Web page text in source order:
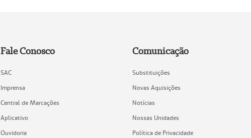
Fale Conosco
SAC
Imprensa
Central de Marcações
Aplicativo
Ouvidoria
Comunicação
Substituições
Novas Aquisições
Notícias
Nossas Unidades
Política de Privacidade